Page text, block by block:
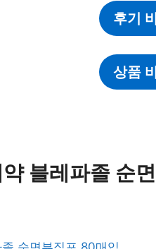
후기
상품
블레파졸 순